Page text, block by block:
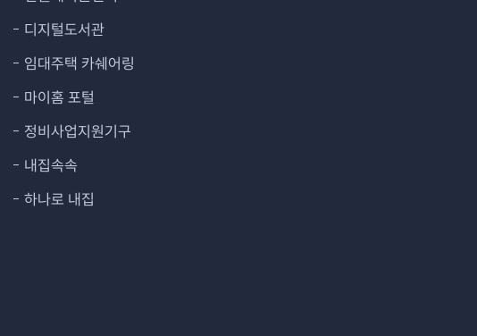
디지털도서관
임대주택 카쉐어링
마이홈 포털
정비사업지원기구
내집속속
하나로 내집